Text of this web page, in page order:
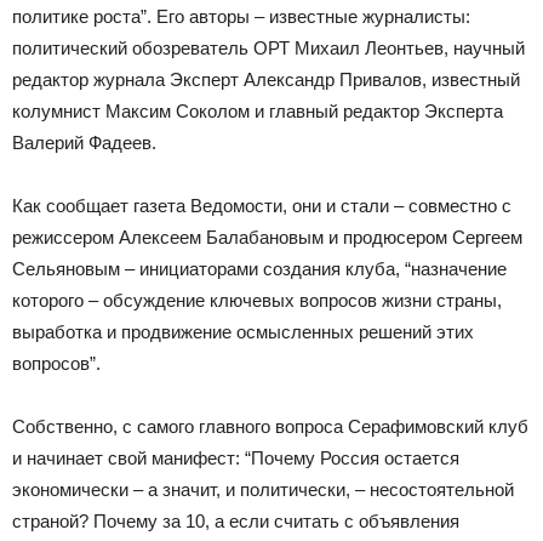
политике роста”. Его авторы – известные журналисты:
политический обозреватель ОРТ Михаил Леонтьев, научный
редактор журнала Эксперт Александр Привалов, известный
колумнист Максим Соколом и главный редактор Эксперта
Валерий Фадеев.
Как сообщает газета Ведомости, они и стали – совместно с
режиссером Алексеем Балабановым и продюсером Сергеем
Сельяновым – инициаторами создания клуба, “назначение
которого – обсуждение ключевых вопросов жизни страны,
выработка и продвижение осмысленных решений этих
вопросов”.
Собственно, с самого главного вопроса Серафимовский клуб
и начинает свой манифест: “Почему Россия остается
экономически – а значит, и политически, – несостоятельной
страной? Почему за 10, а если считать с объявления